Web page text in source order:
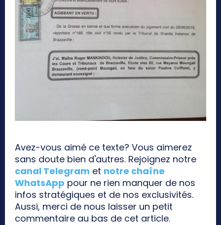
Avez-vous aimé ce texte? Vous aimerez
sans doute bien d'autres. Rejoignez notre
canal Telegram et notre chaîne
WhatsApp pour ne rien manquer de nos
infos stratégiques et de nos exclusivités.
Aussi, merci de nous laisser un petit
commentaire au bas de cet article.